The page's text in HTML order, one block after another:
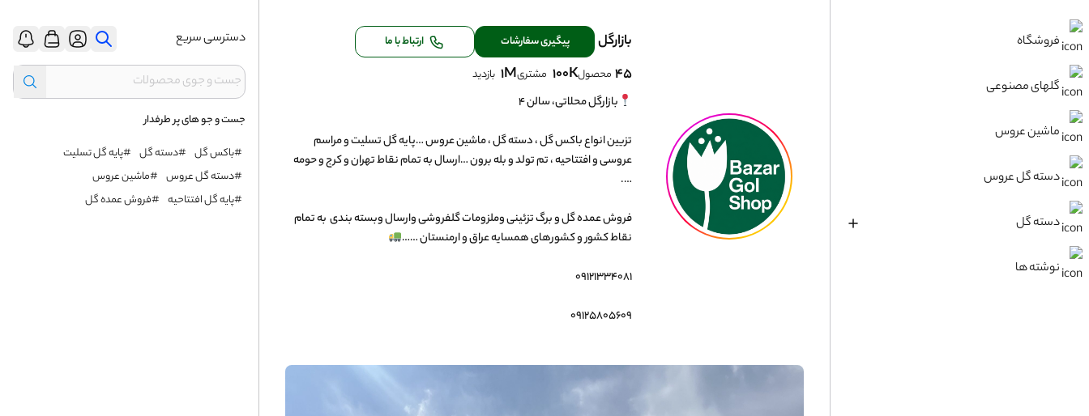
فروشگاه
گلهای مصنوعی
ماشین عروس
دسته گل عروس
دسته گل
نوشته ها
دسترسی سریع
جست و جو های پر طرفدار
#باکس گل #دسته گل #پایه گل تسلیت
#دسته گل عروس #ماشین عروس
#پایه گل افتتاحیه #فروش عمده گل
45 محصول100K مشتری1M بازدید
تزیین انواع باکس گل ، دسته گل ، ماشین عروس …پایه گل تسلیت و مراسم
عروسی و افتتاحیه ، تم تولد و بله برون …ارسال به تمام نقاط تهران و کرج و حومه
فروش عمده گل و برگ تزئینی وملزومات گلفروشی وارسال وبسته بندی  به تمام
نقاط کشور و کشورهای همسایه عراق و ارمنستان ……
۰۹۱۲۵۸۰۵۶۰۹
بازارگل پیگیری سفارشات ارتباط با ما